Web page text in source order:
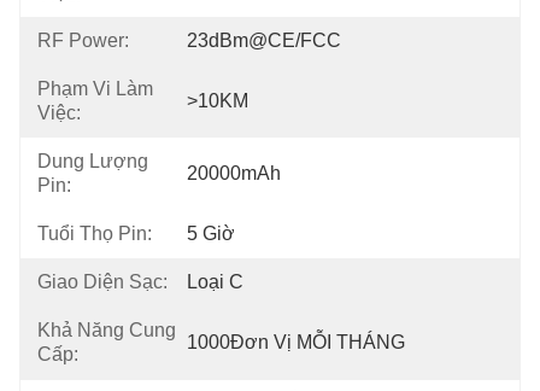
RF Power: 23dBm@CE/FCC
Phạm Vi Làm
Việc:
>10KM
Dung Lượng
Pin:
20000mAh
Tuổi Thọ Pin: 5 Giờ
Giao Diện Sạc: Loại C
Khả Năng Cung
Cấp:
1000Đơn Vị MỖI THÁNG